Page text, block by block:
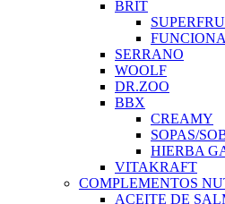
BRIT
SERRANO
WOOLF
DR.ZOO
BBX
CREAMY
SOPAS/
HIERBA
VITAKRAFT
COMPLEMENTOS
ACEITE DE